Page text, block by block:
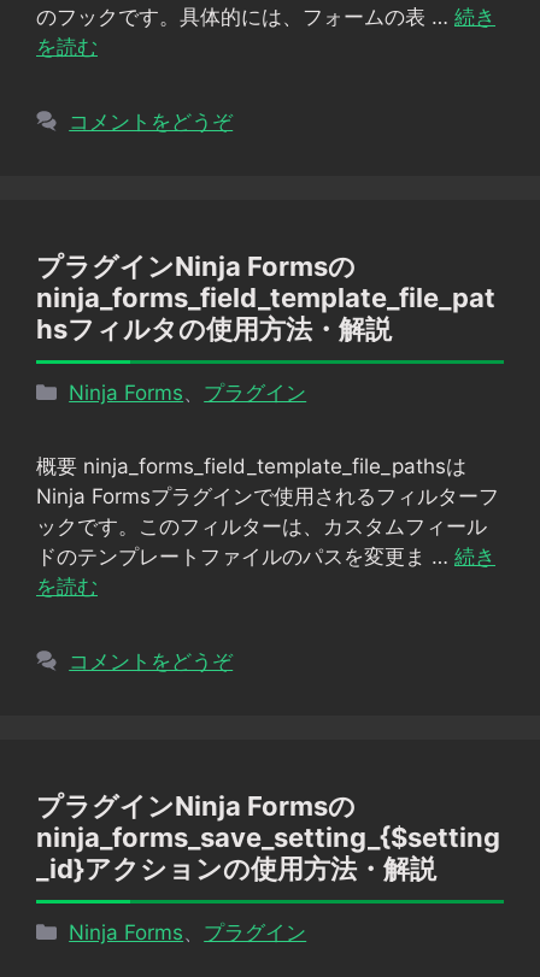
のフックです。具体的には、フォームの表 … 続き
を読む
コメントをどうぞ
プラグインNinja Formsの
ninja_forms_field_template_file_pat
hsフィルタの使用方法・解説
カ
リ
ー
Ninja Forms プラグイン
概要 ninja_forms_field_template_file_pathsは
Ninja Formsプラグインで使用されるフィルターフ
ックです。このフィルターは、カスタムフィール
ドのテンプレートファイルのパスを変更ま … 続き
を読む
コメントをどうぞ
プラグインNinja Formsの
ninja_forms_save_setting_{$setting
_id}アクションの使用方法・解説
カ
Ninja Forms プラグイン